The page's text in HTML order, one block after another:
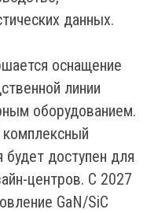
данных.
оснащение
линии
оборудованием.
будет доступен для
центров. С 2027
GaN/SiC